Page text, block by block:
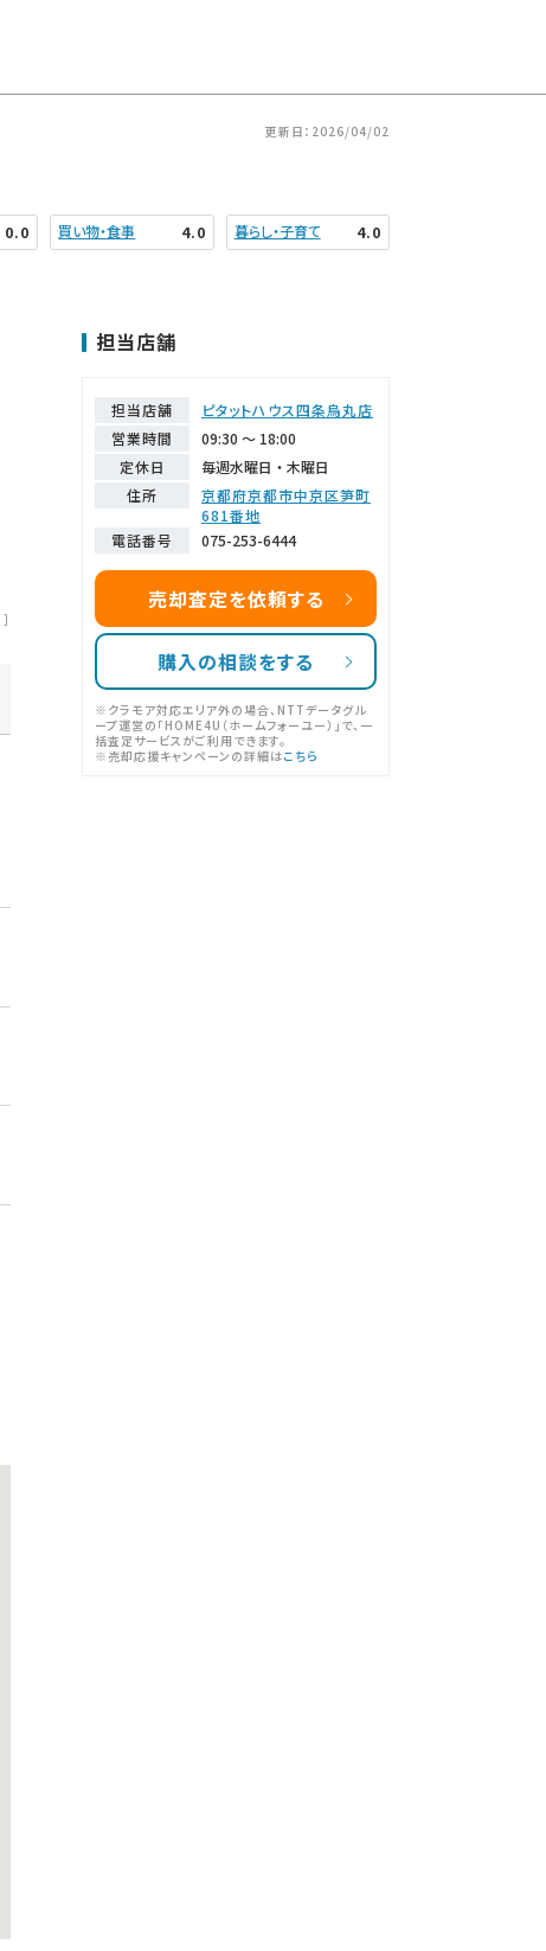
更新日：2026/04/02
0.0 買い物・食事 4.0 暮らし・子育て 4.0
］
担当店舗
担当店舗
ピタットハウス四条烏丸店
営業時間
09:30 ～ 18:00
定休日
毎週水曜日・木曜日
住所
京都府京都市中京区笋町
681番地
電話番号
075-253-6444
売却査定を依頼する
購入の相談をする
※クラモア対応エリア外の場合、NTTデータグル
ープ運営の「HOME4U（ホームフォーユー）」で、一
括査定サービスがご利用できます。
※売却応援キャンペーンの詳細はこちら